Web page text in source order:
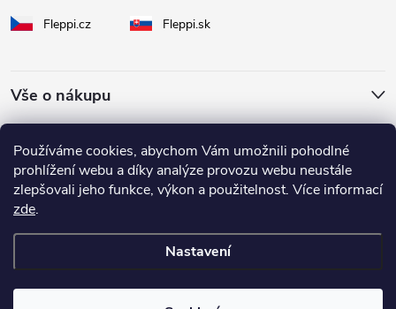
Používáme cookies, abychom Vám umožnili pohodlné
prohlížení webu a díky analýze provozu webu neustále
zlepšovali jeho funkce, výkon a použitelnost. Více informací
zde.
Nastavení
Fleppi.cz Fleppi.sk
Vše o nákupu
O Fleppi
Inspirace pro vás
Copyright 2026fleppi. Všechna práva vyhrazena.